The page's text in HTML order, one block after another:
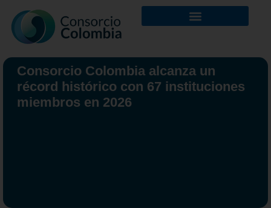
Consorcio Colombia alcanza un
récord histórico con 67 instituciones
miembros en 2026